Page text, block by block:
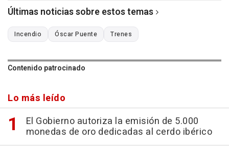
Últimas noticias sobre estos temas
Incendio Óscar Puente Trenes
Contenido patrocinado
Lo más leído
El Gobierno autoriza la emisión de 5.000
monedas de oro dedicadas al cerdo ibérico